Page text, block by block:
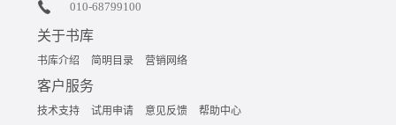
010-68799100
关于书库
书库介绍 简明目录 营销网络
客户服务
技术支持 试用申请 意见反馈 帮助中心